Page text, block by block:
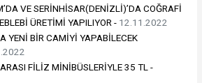
VE SERİNHİSAR(DENİZLİ)’DA COĞRAFİ
ÜRETİMİ YAPILIYOR - 12.11.2022
YENİ BİR CAMİYİ YAPABİLECEK
FİLİZ MİNİBÜSLERİYLE 35 TL -